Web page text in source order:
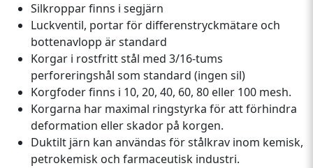
Silkroppar finns i segjärn
Luckventil, portar för differenstryckmätare och
bottenavlopp är standard
Korgar i rostfritt stål med 3/16-tums
perforeringshål som standard (ingen sil)
Korgfoder finns i 10, 20, 40, 60, 80 eller 100 mesh.
Korgarna har maximal ringstyrka för att förhindra
deformation eller skador på korgen.
Duktilt järn kan användas för stålkrav inom kemisk,
petrokemisk och farmaceutisk industri.